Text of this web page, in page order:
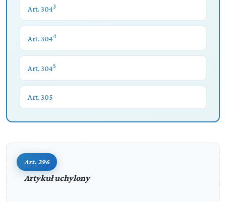
Art. 3043
Art. 3044
Art. 3045
Art. 305
Art. 296
Artykuł uchylony